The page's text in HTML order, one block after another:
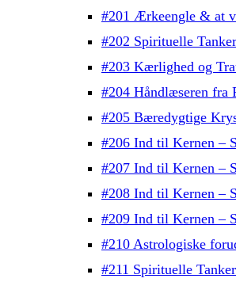
#201 Ærkeengle & at
#202 Spirituelle
#203 Kærlighed og
#204 Håndlæseren fra
#205 Bæredygtige
#206 Ind til Kernen –
#207 Ind til Kernen –
#208 Ind til Kernen –
#209 Ind til Kernen –
#210 Astrologiske
#211 Spirituelle